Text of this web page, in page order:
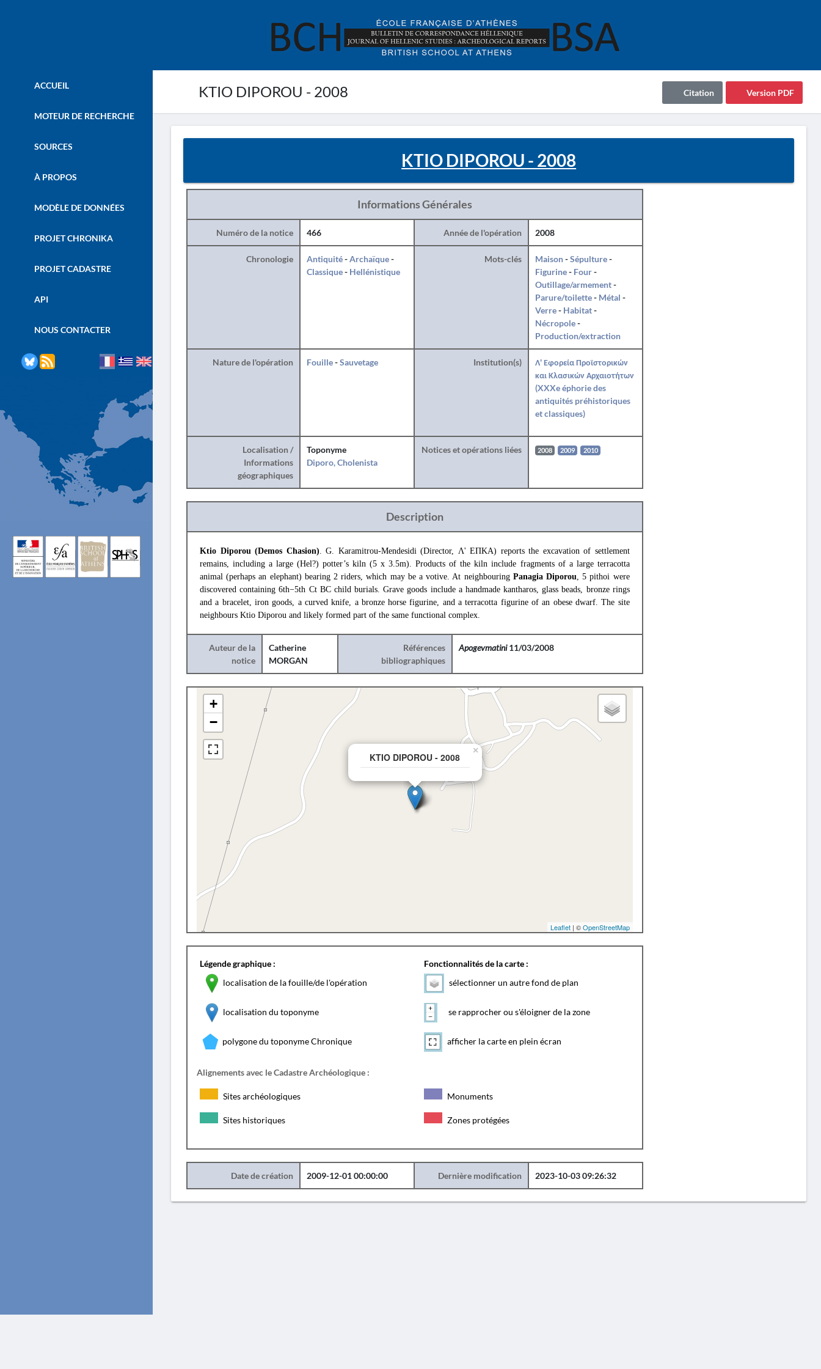
KTIO DIPOROU - 2008 Version PDF
Citation
ACCUEIL
MOTEUR DE RECHERCHE
SOURCES
À PROPOS
MODÈLE DE DONNÉES
PROJET CHRONIKA
PROJET CADASTRE
API
NOUS CONTACTER
KTIO DIPOROU - 2008
Informations Générales
Numéro de la notice 466 Année de l'opération 2008
Chronologie Antiquité-Archaïque-
Classique- Hellénistique
Mots-clés Maison-Sépulture-
Figurine- Four-
Outillage/armement-
Parure/toilette- Métal -
Verre- Habitat-
Nécropole-
Production/extraction
Nature de l'opération Fouille-Sauvetage Institution(s)
Λ' Εφορεία Προϊστορικών
και Κλασικών Αρχαιοτήτων
(XXXe éphorie des
antiquités préhistoriques
et classiques)
Localisation /
Informations
géographiques
Toponyme
Diporo, Cholenista
Notices et opérations liées 2008 2009 2010
Description
Ktio Diporou (Demos Chasion). G. Karamitrou-Mendesidi (Director, Λ' ΕΠΚΑ) reports the excavation of settlement
remains, including a large (Hel?) potter’s kiln (5 x 3.5m). Products of the kiln include fragments of a large terracotta
animal (perhaps an elephant) bearing 2 riders, which may be a votive. At neighbouring Panagia Diporou, 5 pithoi were
discovered containing 6th−5th Ct BC child burials. Grave goods include a handmade kantharos, glass beads, bronze rings
and a bracelet, iron goods, a curved knife, a bronze horse figurine, and a terracotta figurine of an obese dwarf. The site
neighbours Ktio Diporou and likely formed part of the same functional complex.
Auteur de la
notice
Catherine
MORGAN
Références
bibliographiques
Apogevmatini11/03/2008
KTIO DIPOROU - 2008
×
+
−
Leaflet| ©OpenStreetMap
Légende graphique :
localisation de la fouille/de l'opération
localisation du toponyme
polygone du toponyme Chronique
Fonctionnalités de la carte :
sélectionner un autre fond de plan
se rapprocher ou s'éloigner de la zone
afficher la carte en plein écran
Alignements avec le Cadastre Archéologique :
Sites archéologiques Monuments
Sites historiques Zones protégées
Date de création 2009-12-01 00:00:00 Dernière modification 2023-10-03 09:26:32